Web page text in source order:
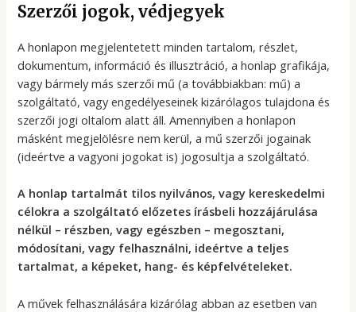
Szerzői jogok, védjegyek
A honlapon megjelentetett minden tartalom, részlet,
dokumentum, információ és illusztráció, a honlap grafikája,
vagy bármely más szerzői mű (a továbbiakban: mű) a
szolgáltató, vagy engedélyeseinek kizárólagos tulajdona és
szerzői jogi oltalom alatt áll. Amennyiben a honlapon
másként megjelölésre nem kerül, a mű szerzői jogainak
(ideértve a vagyoni jogokat is) jogosultja a szolgáltató.
A honlap tartalmát tilos nyilvános, vagy kereskedelmi
célokra a szolgáltató előzetes írásbeli hozzájárulása
nélkül – részben, vagy egészben – megosztani,
módosítani, vagy felhasználni, ideértve a teljes
tartalmat, a képeket, hang- és képfelvételeket.
A művek felhasználására kizárólag abban az esetben van